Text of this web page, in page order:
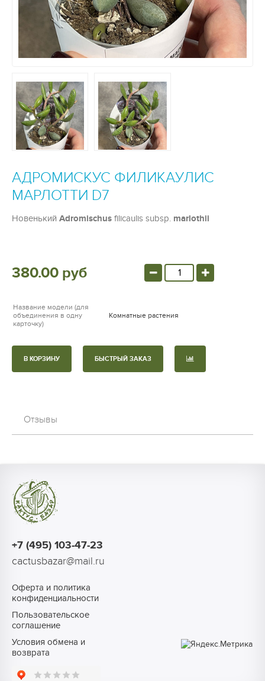
АДРОМИСКУС ФИЛИКАУЛИС
МАРЛОТТИ D7
Новенький Adromischus filicaulis subsp. marlothii
380.00 руб
Название модели (для
объединения в одну
карточку)
Комнатные растения
В КОРЗИНУ БЫСТРЫЙ ЗАКАЗ
Отзывы
+7 (495) 103-47-23
cactusbazar@mail.ru
Оферта и политика
конфиденциальности
Пользовательское
соглашение
Условия обмена и
возврата